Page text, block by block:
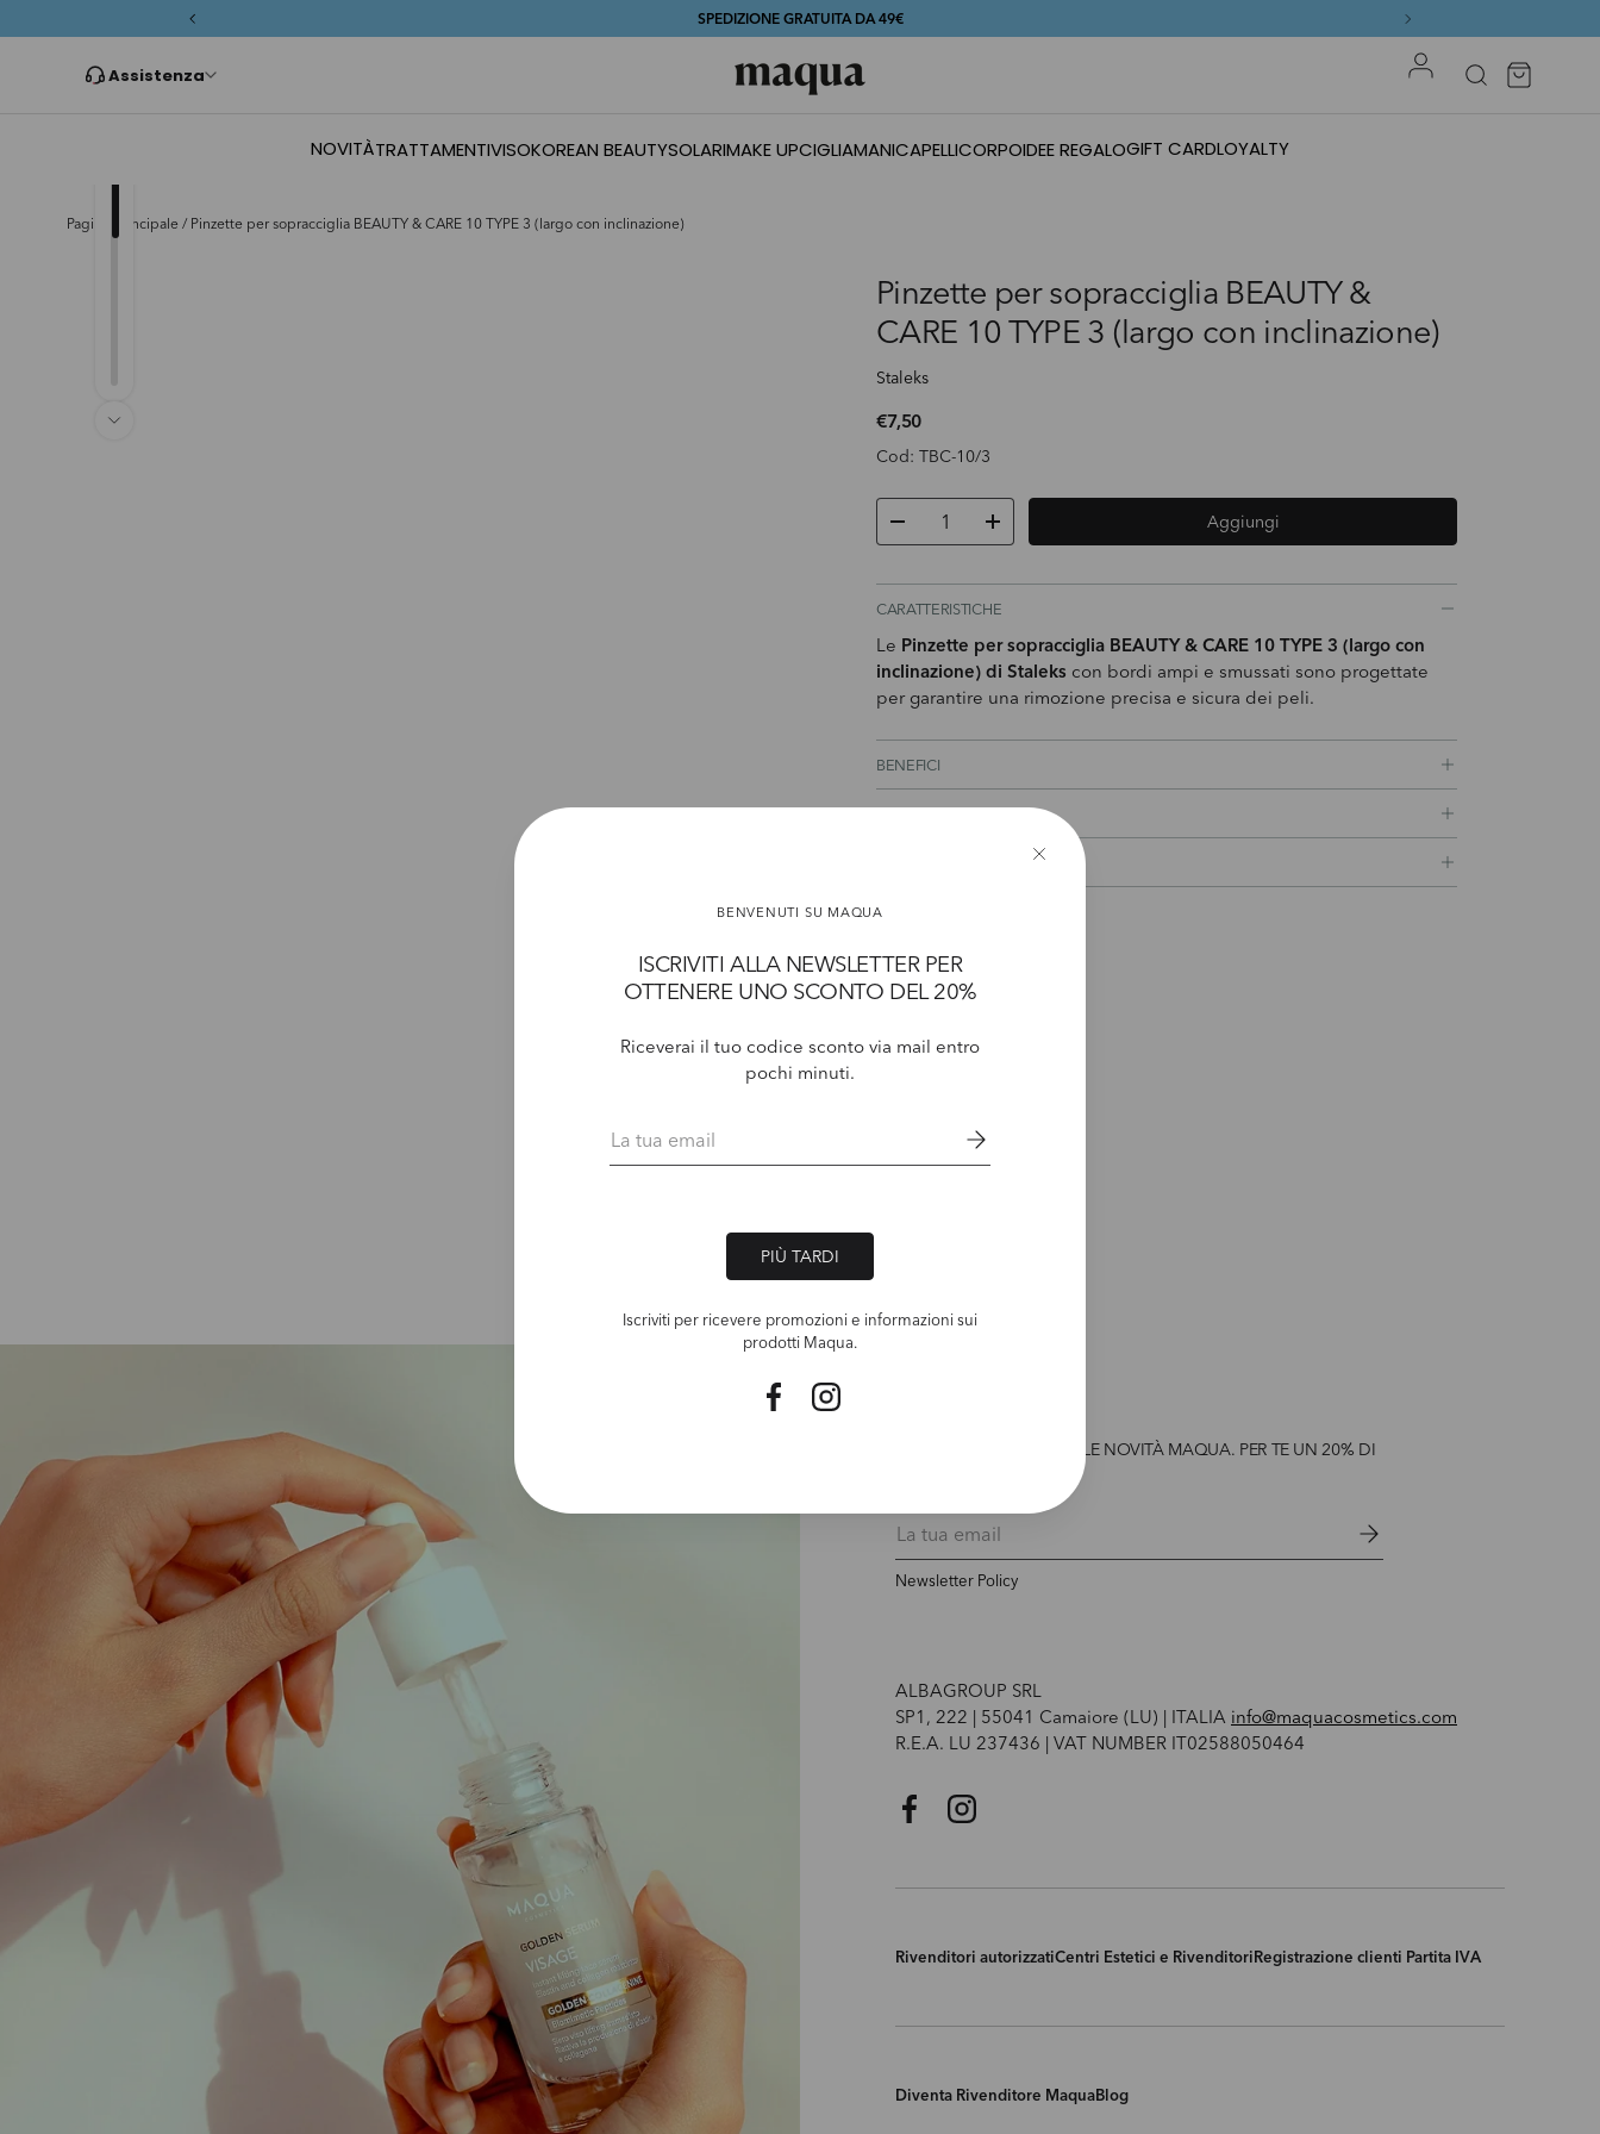
Passa ai contenuti
SPEDIZIONE GRATUITA DA 49€
Assistenza MAQUA
Accedi
Cerca
NOVITÀTRATTAMENTIVISOKOREAN BEAUTYSOLARIMAKE UPCIGLIAMANICAPELLICORPOIDEE REGALOGIFT CARDLOYALTY
Pagina principale / Pinzette per sopracciglia BEAUTY & CARE 10 TYPE 3 (largo con inclinazione)
Pinzette per sopracciglia BEAUTY &
CARE 10 TYPE 3 (largo con inclinazione)
Staleks
PREZZO NORMALE
€7,50
Cod: TBC-10/3
Diminuire la quantitàAumenta la quantità
Aggiungi
CARATTERISTICHE
Le Pinzette per sopracciglia BEAUTY & CARE 10 TYPE 3 (largo con
inclinazione) di Staleks con bordi ampi e smussati sono progettate
per garantire una rimozione precisa e sicura dei peli.
BENEFICI
MODO D'USO
BENVENUTI SU MAQUA
ISCRIVITI ALLA NEWSLETTER PER
OTTENERE UNO SCONTO DEL 20%
Riceverai il tuo codice sconto via mail entro
pochi minuti.
Email
PIÙ TARDI
Iscriviti per ricevere promozioni e informazioni sui
prodotti Maqua.
FacebookInstagram
RESTA AGGIORNAT* SULLE NOVITÀ MAQUA. PER TE UN 20% DI
Email
Newsletter Policy
ALBAGROUP SRL
SP1, 222 | 55041 Camaiore (LU) | ITALIA info@maquacosmetics.com
R.E.A. LU 237436 | VAT NUMBER IT02588050464
FacebookInstagram
Rivenditori autorizzatiCentri Estetici e RivenditoriRegistrazione clienti Partita IVA
Diventa Rivenditore MaquaBlog